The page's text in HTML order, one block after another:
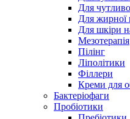
Для
Для жирної
Для шкіри
Мезотерапія
Пілінг
Ліполітики
Філлери
Креми для
Бактеріофаги
Пробіотики